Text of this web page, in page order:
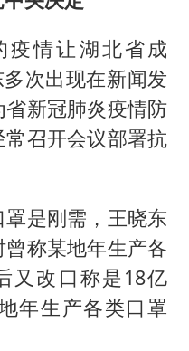
疫情让湖北省成
次出现在新闻发
新冠肺炎疫情防
召开会议部署抗
是刚需，王晓东
称某地年生产各
又改口称是18亿
年生产各类口罩